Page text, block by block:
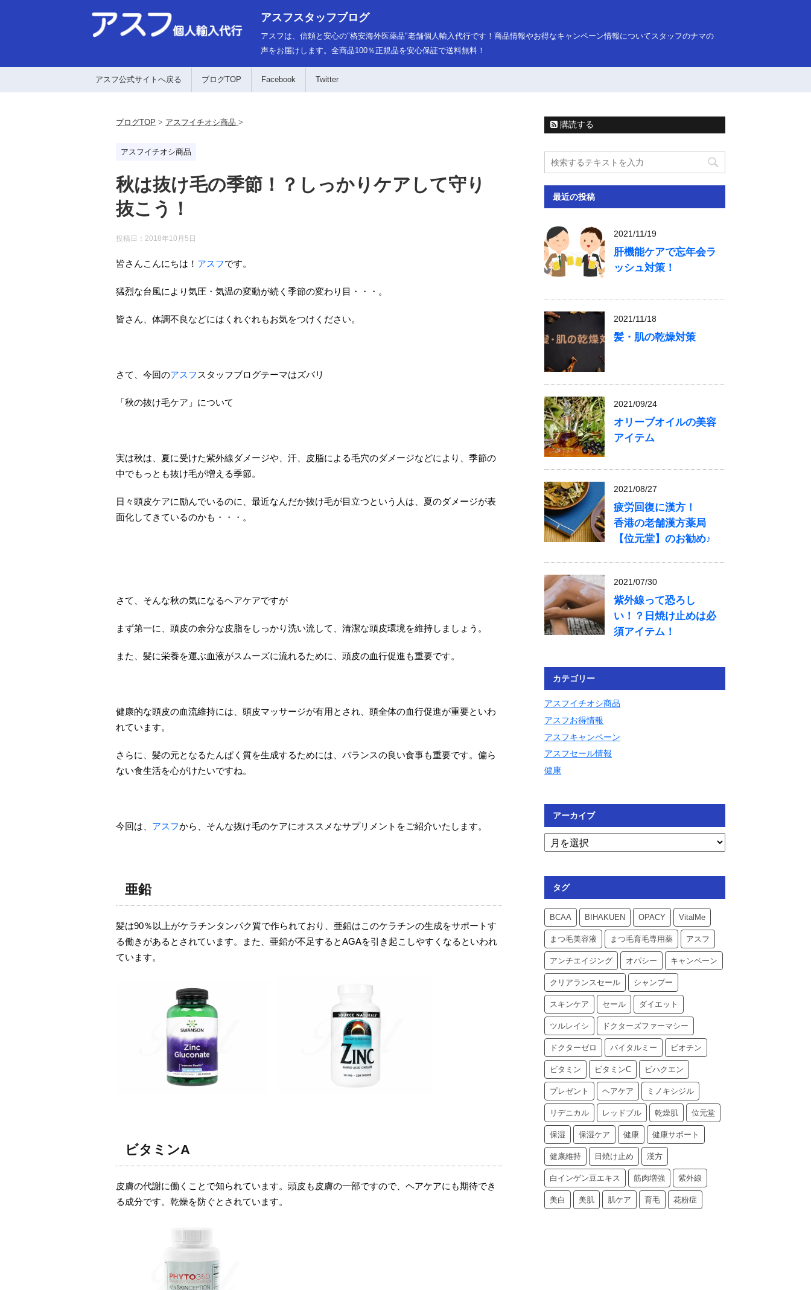
アスフスタッフブログ
アスフは、信頼と安心の"格安海外医薬品"老舗個人輸入代行です！商品情報やお得なキャンペーン情報についてスタッフのナマの
声をお届けします。全商品100％正規品を安心保証で送料無料！
アスフ公式サイトへ戻る ブログTOP Facebook Twitter
ブログTOP > アスフイチオシ商品 >
アスフイチオシ商品
秋は抜け毛の季節！？しっかりケアして守り
抜こう！
投稿日： 2018年10月5日
皆さんこんにちは！ アスフです。
猛烈な台風により気圧・気温の変動が続く季節の変わり目・・・。
皆さん、体調不良などにはくれぐれもお気をつけください。
さて、今回のアスフ スタッフブログテーマはズバリ
「秋の抜け毛ケア」について
実は秋は、夏に受けた紫外線ダメージや、汗、皮脂による毛穴のダメージなどにより、季節の
中でもっとも抜け毛が増える季節。
日々頭皮ケアに励んでいるのに、最近なんだか抜け毛が目立つという人は、夏のダメージが表
面化してきているのかも・・・。
さて、そんな秋の気になるヘアケアですが
まず第一に、頭皮の余分な皮脂をしっかり洗い流して、清潔な頭皮環境を維持しましょう。
また、髪に栄養を運ぶ血液がスムーズに流れるために、頭皮の血行促進も重要です。
健康的な頭皮の血流維持には、頭皮マッサージが有用とされ、頭全体の血行促進が重要といわ
れています。
さらに、髪の元となるたんぱく質を生成するためには、バランスの良い食事も重要です。偏ら
ない食生活を心がけたいですね。
今回は、 アスフから、そんな抜け毛のケアにオススメなサプリメントをご紹介いたします。
亜鉛
髪は90％以上がケラチンタンパク質で作られており、亜鉛はこのケラチンの生成をサポートす
る働きがあるとされています。また、亜鉛が不足するとAGAを引き起こしやすくなるといわれ
ています。
ビタミンA
皮膚の代謝に働くことで知られています。頭皮も皮膚の一部ですので、ヘアケアにも期待でき
る成分です。乾燥を防ぐとされています。
購読する
最近の投稿
2021/11/19
肝機能ケアで忘年会ラ
ッシュ対策！
2021/11/18
髪・肌の乾燥対策
2021/09/24
オリーブオイルの美容
アイテム
2021/08/27
疲労回復に漢方！
香港の老舗漢方薬局
【位元堂】のお勧め♪
2021/07/30
紫外線って恐ろし
い！？日焼け止めは必
須アイテム！
カテゴリー
アスフイチオシ商品
アスフお得情報
アスフキャンペーン
アスフセール情報
健康
アーカイブ
タグ
BCAA BIHAKUEN OPACY VitalMe
まつ毛美容液 まつ毛育毛専用薬 アスフ
アンチエイジング オパシー キャンペーン
クリアランスセール シャンプー
スキンケア セール ダイエット
ツルレイシ ドクターズファーマシー
ドクターゼロ バイタルミー ビオチン
ビタミン ビタミンC ビハクエン
プレゼント ヘアケア ミノキシジル
リデニカル レッドブル 乾燥肌 位元堂
保湿 保湿ケア 健康 健康サポート
健康維持 日焼け止め 漢方
白インゲン豆エキス 筋肉増強 紫外線
美白 美肌 肌ケア 育毛 花粉症